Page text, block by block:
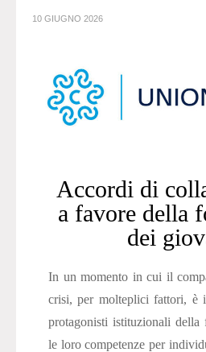
10 GIUGNO 2026
Accordi di
a favore della
dei
In un momento in cui il
crisi, per molteplici fattori, è
protagonisti istituzionali della
le loro competenze per